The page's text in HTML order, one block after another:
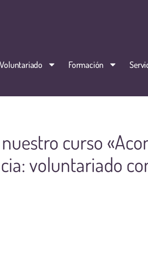
Voluntariado Formación
curso
voluntariado